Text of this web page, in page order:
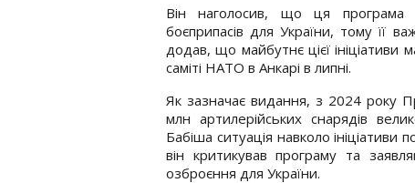
Він наголосив, що ця програма
боєприпасів для України, тому її
додав, що майбутнє цієї
саміті НАТО в Анкарі в липні.
Як зазначає видання, з 2024 року
млн артилерійських снарядів
Бабіша ситуація навколо ініціативи
він критикував програму та
озброєння для України.